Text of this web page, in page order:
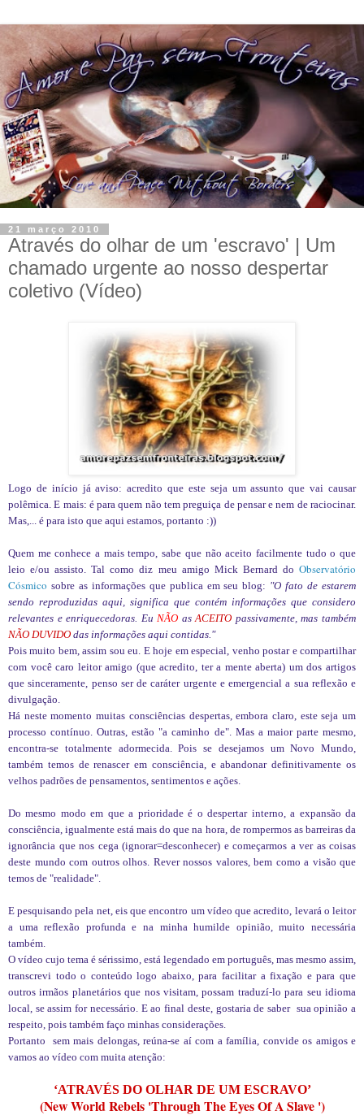
21 março 2010
Através do olhar de um 'escravo' | Um
chamado urgente ao nosso despertar
coletivo (Vídeo)
Logo de início já aviso: acredito que este seja um assunto que vai causar
polêmica. E mais: é para quem não tem preguiça de pensar e nem de raciocinar.
Mas,... é para isto que aqui estamos, portanto :))
Quem me conhece a mais tempo, sabe que não aceito facilmente tudo o que
leio e/ou assisto. Tal como diz meu amigo Mick Bernard do Observatório
Cósmico sobre as informações que publica em seu blog: "O fato de estarem
sendo reproduzidas aqui, significa que contém informações que considero
relevantes e enriquecedoras. Eu NÃO as ACEITO passivamente, mas também
NÃO DUVIDO das informações aqui contidas."
Pois muito bem, assim sou eu. E hoje em especial, venho postar e compartilhar
com você caro leitor amigo (que acredito, ter a mente aberta) um dos artigos
que sinceramente, penso ser de caráter urgente e emergencial a sua reflexão e
divulgação.
Há neste momento muitas consciências despertas, embora claro, este seja um
processo contínuo. Outras, estão "a caminho de". Mas a maior parte mesmo,
encontra-se totalmente adormecida. Pois se desejamos um Novo Mundo,
também temos de renascer em consciência, e abandonar definitivamente os
velhos padrões de pensamentos, sentimentos e ações.
Do mesmo modo em que a prioridade é o despertar interno, a expansão da
consciência, igualmente está mais do que na hora, de rompermos as barreiras da
ignorância que nos cega (ignorar=desconhecer) e começarmos a ver as coisas
deste mundo com outros olhos. Rever nossos valores, bem como a visão que
temos de "realidade".
E pesquisando pela net, eis que encontro um vídeo que acredito, levará o leitor
a uma reflexão profunda e na minha humilde opinião, muito necessária
também.
O vídeo cujo tema é sérissimo, está legendado em português, mas mesmo assim,
transcrevi todo o conteúdo logo abaixo, para facilitar a fixação e para que
outros irmãos planetários que nos visitam, possam traduzí-lo para seu idioma
local, se assim for necessário. E ao final deste, gostaria de saber sua opinião a
respeito, pois também faço minhas considerações.
Portanto sem mais delongas, reúna-se aí com a família, convide os amigos e
vamos ao vídeo com muita atenção:
‘ATRAVÉS DO OLHAR DE UM ESCRAVO’
(New World Rebels 'Through The Eyes Of A Slave ')